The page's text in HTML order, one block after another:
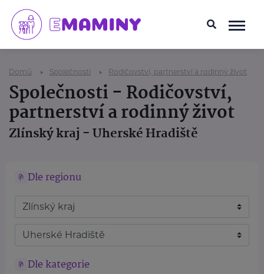
Domů Společnosti Rodičovství, partnerství a rodinný život
Společnosti - Rodičovství,
partnerství a rodinný život
Zlínský kraj - Uherské Hradiště
Dle regionu
Dle kategorie